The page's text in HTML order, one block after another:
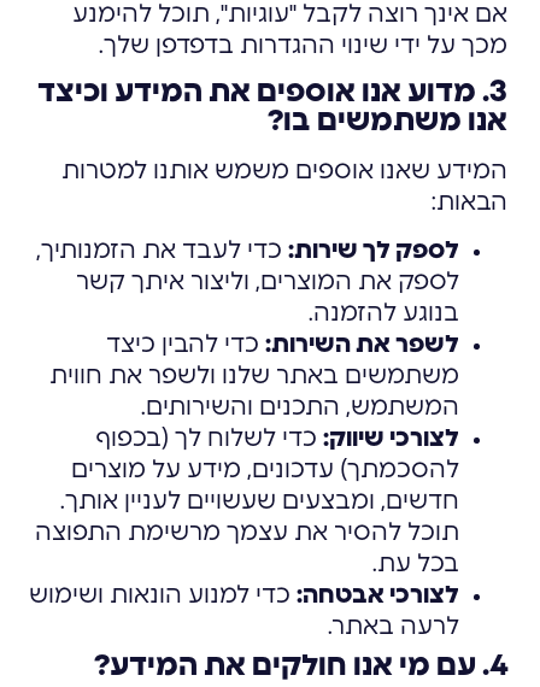
אם אינך רוצה לקבל "עוגיות", תוכל להימנע
מכך על ידי שינוי ההגדרות בדפדפן שלך.
3. מדוע אנו אוספים את המידע וכיצד
אנו משתמשים בו?
המידע שאנו אוספים משמש אותנו למטרות
הבאות:
לספק לך שירות:כדי לעבד את הזמנותיך,
לספק את המוצרים, וליצור איתך קשר
בנוגע להזמנה.
לשפר את השירות:כדי להבין כיצד
משתמשים באתר שלנו ולשפר את חווית
המשתמש, התכנים והשירותים.
לצורכי שיווק:כדי לשלוח לך (בכפוף
להסכמתך) עדכונים, מידע על מוצרים
חדשים, ומבצעים שעשויים לעניין אותך.
תוכל להסיר את עצמך מרשימת התפוצה
בכל עת.
לצורכי אבטחה:כדי למנוע הונאות ושימוש
לרעה באתר.
4. עם מי אנו חולקים את המידע?